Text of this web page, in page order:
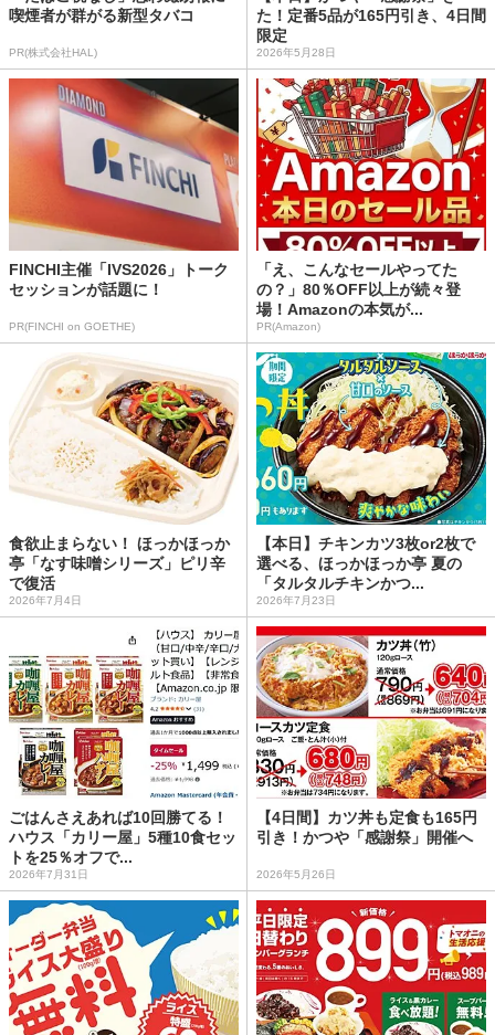
喫煙者が群がる新型タバコ
PR(株式会社HAL)
た！定番5品が165円引き、4日間
限定
2026年5月28日
FINCHI主催「IVS2026」トーク
セッションが話題に！
PR(FINCHI on GOETHE)
「え、こんなセールやってた
の？」80％OFF以上が続々登
場！Amazonの本気が...
PR(Amazon)
食欲止まらない！ ほっかほっか
亭「なす味噌シリーズ」ピリ辛
で復活
2026年7月4日
【本日】チキンカツ3枚or2枚で
選べる、ほっかほっか亭 夏の
「タルタルチキンかつ...
2026年7月23日
ごはんさえあれば10回勝てる！
ハウス「カリー屋」5種10食セッ
トを25％オフで...
2026年7月31日
【4日間】カツ丼も定食も165円
引き！かつや「感謝祭」開催へ
2026年5月26日